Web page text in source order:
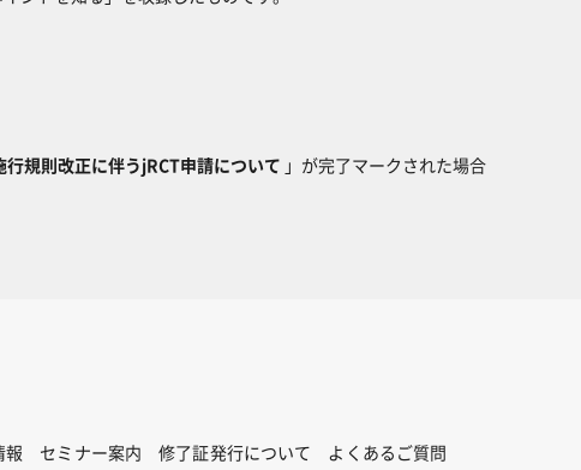
規則改正に伴うjRCT申請について 」が完了マークされた場合
報 セミナー案内 修了証発行について
よくあるご質問